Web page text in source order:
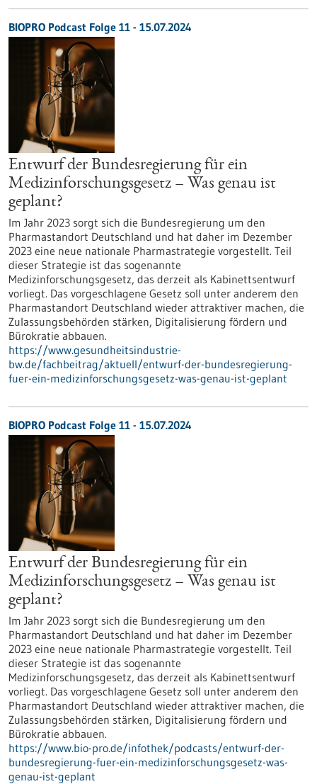
BIOPRO Podcast Folge 11 - 15.07.2024
Entwurf der Bundesregierung für ein
Medizinforschungsgesetz – Was genau ist
geplant?
Im Jahr 2023 sorgt sich die Bundesregierung um den
Pharmastandort Deutschland und hat daher im Dezember
2023 eine neue nationale Pharmastrategie vorgestellt. Teil
dieser Strategie ist das sogenannte
Medizinforschungsgesetz, das derzeit als Kabinettsentwurf
vorliegt. Das vorgeschlagene Gesetz soll unter anderem den
Pharmastandort Deutschland wieder attraktiver machen, die
Zulassungsbehörden stärken, Digitalisierung fördern und
Bürokratie abbauen.
https://www.gesundheitsindustrie-
bw.de/fachbeitrag/aktuell/entwurf-der-bundesregierung-
fuer-ein-medizinforschungsgesetz-was-genau-ist-geplant
BIOPRO Podcast Folge 11 - 15.07.2024
Entwurf der Bundesregierung für ein
Medizinforschungsgesetz – Was genau ist
geplant?
Im Jahr 2023 sorgt sich die Bundesregierung um den
Pharmastandort Deutschland und hat daher im Dezember
2023 eine neue nationale Pharmastrategie vorgestellt. Teil
dieser Strategie ist das sogenannte
Medizinforschungsgesetz, das derzeit als Kabinettsentwurf
vorliegt. Das vorgeschlagene Gesetz soll unter anderem den
Pharmastandort Deutschland wieder attraktiver machen, die
Zulassungsbehörden stärken, Digitalisierung fördern und
Bürokratie abbauen.
https://www.bio-pro.de/infothek/podcasts/entwurf-der-
bundesregierung-fuer-ein-medizinforschungsgesetz-was-
genau-ist-geplant